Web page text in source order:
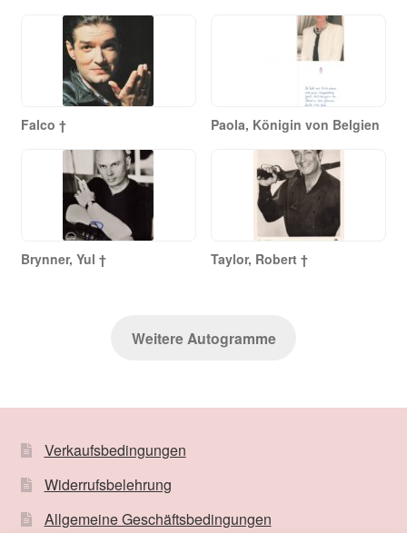
Falco † Paola, Königin von Belgien
Brynner, Yul † Taylor, Robert †
Weitere Autogramme
Verkaufsbedingungen
Widerrufsbelehrung
Allgemeine Geschäftsbedingungen